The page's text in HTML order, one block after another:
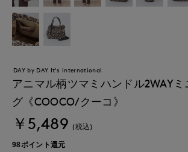
DAY by DAY It's international
アニマル柄ツマミハンドル2WAYミ
グ《COOCO/クーコ》
￥5,489 (税込)
98ポイント還元